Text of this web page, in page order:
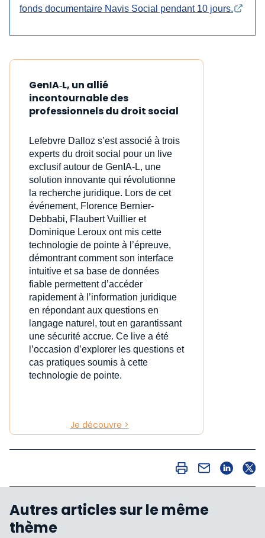
fonds documentaire Navis Social pendant 10 jours.
GenIA‑L, un allié
incontournable des
professionnels du droit social
Lefebvre Dalloz s’est associé à trois
experts du droit social pour un live
exclusif autour de GenIA‑L, une
solution innovante qui révolutionne
la recherche juridique. Lors de cet
événement, Florence Bernier-
Debbabi, Flaubert Vuillier et
Dominique Leroux ont mis cette
technologie de pointe à l’épreuve,
démontrant comment son interface
intuitive et sa base de données
fiable permettent d’accéder
rapidement à l’information juridique
en répondant aux questions en
langage naturel, tout en garantissant
une sécurité accrue. Ce live a été
l’occasion d’explorer les questions et
cas pratiques soumis à cette
technologie de pointe.
Je découvre >
Autres articles sur le même
thème